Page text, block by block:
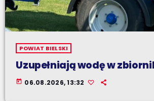
POWIAT BIELSKI
Uzupełniają wodę w
today 06.08.2026, 13:32